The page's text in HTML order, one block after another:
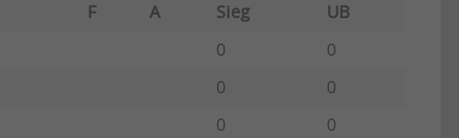
F A Sieg
UB
0
0
0
0
0
0